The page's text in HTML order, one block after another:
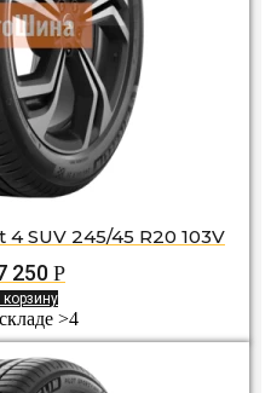
SUV 245/45 R20 103V
250Р
корзину
>4